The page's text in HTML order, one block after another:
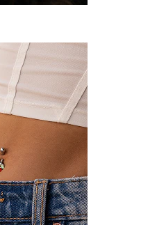
lett bue med sten